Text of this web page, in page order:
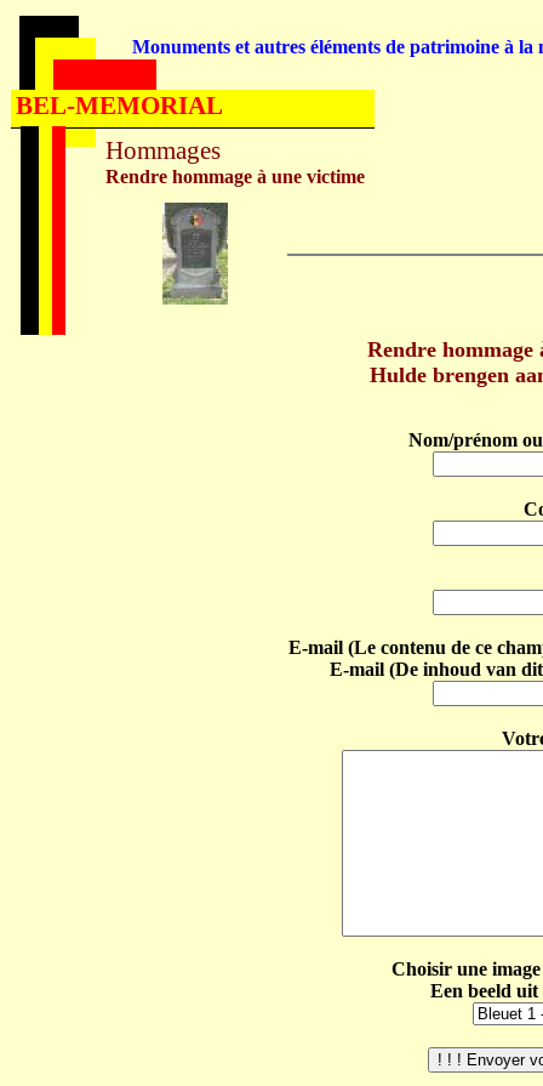
Rendre hommage
Hulde brengen
Nom/prénom
E-mail (Le contenu de ce
E-mail (De inhoud van
Choisir une
Een beeld
Hommages
Rendre hommage à une victime
Monuments et autres éléments de patrimoine à la
BEL-MEMORIAL